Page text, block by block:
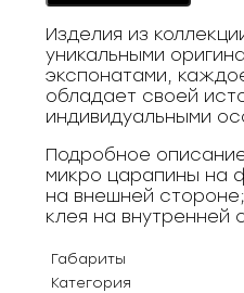
Изделия из
уникальными
экспонатами,
обладает своей
индивидуальными
Подробное
микро царапины на
на внешней
клея на внутренней
Габариты
Категория